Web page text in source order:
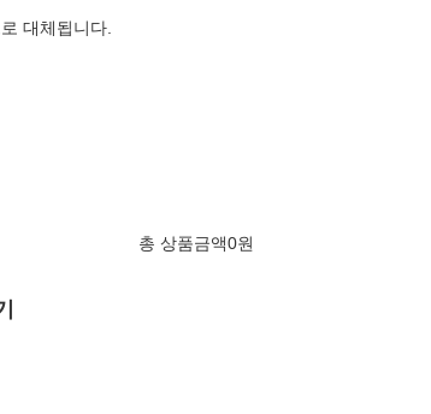
대체됩니다.
총 상품금액0원